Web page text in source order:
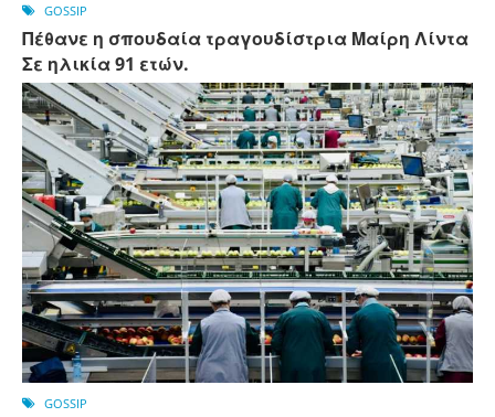
GOSSIP
Πέθανε η σπουδαία τραγουδίστρια Μαίρη Λίντα
Σε ηλικία 91 ετών.
GOSSIP